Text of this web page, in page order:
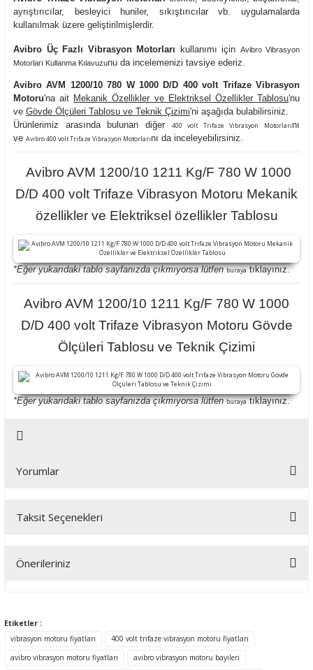
ayrıştırıcılar, besleyici huniler, sıkıştırıcılar vb. uygulamalarda
kullanılmak üzere geliştirilmişlerdir.
Avibro Üç Fazlı Vibrasyon Motorları kullanımı için Avibro Vibrasyon
Motorları Kullanma Kılavuzunu da incelemenizi tavsiye ederiz.
Avibro AVM 1200/10 780 W 1000 D/D 400 volt Trifaze Vibrasyon
Motoru'na ait Mekanik Özellikler ve Elektriksel Özellikler Tablosu'nu
ve Gövde Ölçüleri Tablosu ve Teknik Çizimi'ni aşağıda bulabilirsiniz.
Ürünlerimiz arasında bulunan diğer
400 volt Trifaze Vibrasyon Motorlarını
ve Avibro 400 volt Trifaze Vibrasyon Motorlarını da inceleyebilirsiniz.
Avibro AVM 1200/10 1211 Kg/F 780 W 1000
D/D 400 volt Trifaze Vibrasyon Motoru Mekanik
özellikler ve Elektriksel özellikler Tablosu
*Eğer yukarıdaki tablo sayfanızda çıkmıyorsa lütfenburayatıklayınız.
Avibro AVM 1200/10 1211 Kg/F 780 W 1000
D/D 400 volt Trifaze Vibrasyon Motoru Gövde
Ölçüleri Tablosu ve Teknik Çizimi
*Eğer yukarıdaki tablo sayfanızda çıkmıyorsa lütfenburayatıklayınız.
Yorumlar
Bu ürüne ilk yorumu siz yapın!
Taksit Seçenekleri
Önerileriniz
tarafımıza iletebilirsiniz.
Görüş ve önerileriniz için teşekkür ederiz.
Etiketler :
vibrasyon motoru fiyatları
400 volt trifaze vibrasyon motoru fiyatları
avibro vibrasyon motoru fiyatları
avibro vibrasyon motoru bayileri